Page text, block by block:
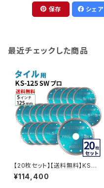
保存 シェア
最近チェックした商品
【20枚セット】【送料無料】KSス
ーパーウェーブ KS-125SW プ
ロ 5インチ 125ｍｍ ダイヤモン
¥114,400